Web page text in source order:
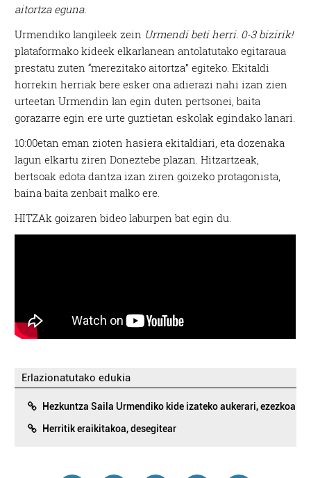
aitortza eguna.
Urmendiko langileek zein Urmendi beti herri. 0-3 bizirik!
plataformako kideek elkarlanean antolatutako egitaraua
prestatu zuten “merezitako aitortza” egiteko. Ekitaldi
horrekin herriak bere esker ona adierazi nahi izan zien
urteetan Urmendin lan egin duten pertsonei, baita
gorazarre egin ere urte guztietan eskolak egindako lanari.
10:00etan eman zioten hasiera ekitaldiari, eta dozenaka
lagun elkartu ziren Doneztebe plazan. Hitzartzeak,
bertsoak edota dantza izan ziren goizeko protagonista,
baina baita zenbait malko ere.
HITZAk goizaren bideo laburpen bat egin du.
Erlazionatutako edukia
Hezkuntza Saila Urmendiko kide izateko aukerari, ezezkoa
Herritik eraikitakoa, desegitear